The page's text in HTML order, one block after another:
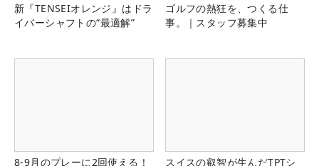
新『TENSEIオレンジ』はドラ
イバーシャフトの“最適解”
ゴルフの熱狂を、つくる仕
事。｜スタッフ募集中
8-9月のプレーに2回使える！
スイスの叡智が生んだTPTシ